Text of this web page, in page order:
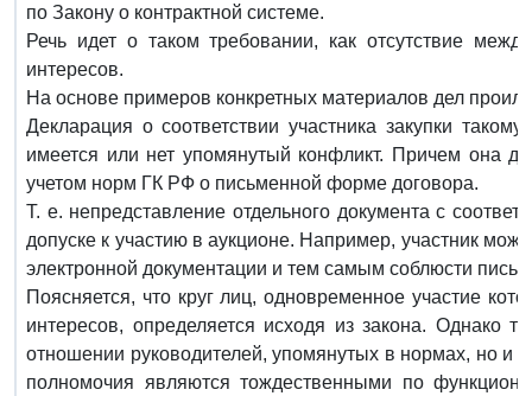
по Закону о контрактной системе.
Речь идет о таком требовании, как отсутствие
интересов.
На основе примеров конкретных материалов дел
Декларация о соответствии участника закупки
имеется или нет упомянутый конфликт. Причем она
учетом норм ГК РФ о письменной форме договора.
Т. е. непредставление отдельного документа с
допуске к участию в аукционе. Например, участник
электронной документации и тем самым соблюсти
Поясняется, что круг лиц, одновременное участие
интересов, определяется исходя из закона. Однако
отношении руководителей, упомянутых в нормах, но и
полномочия являются тождественными по